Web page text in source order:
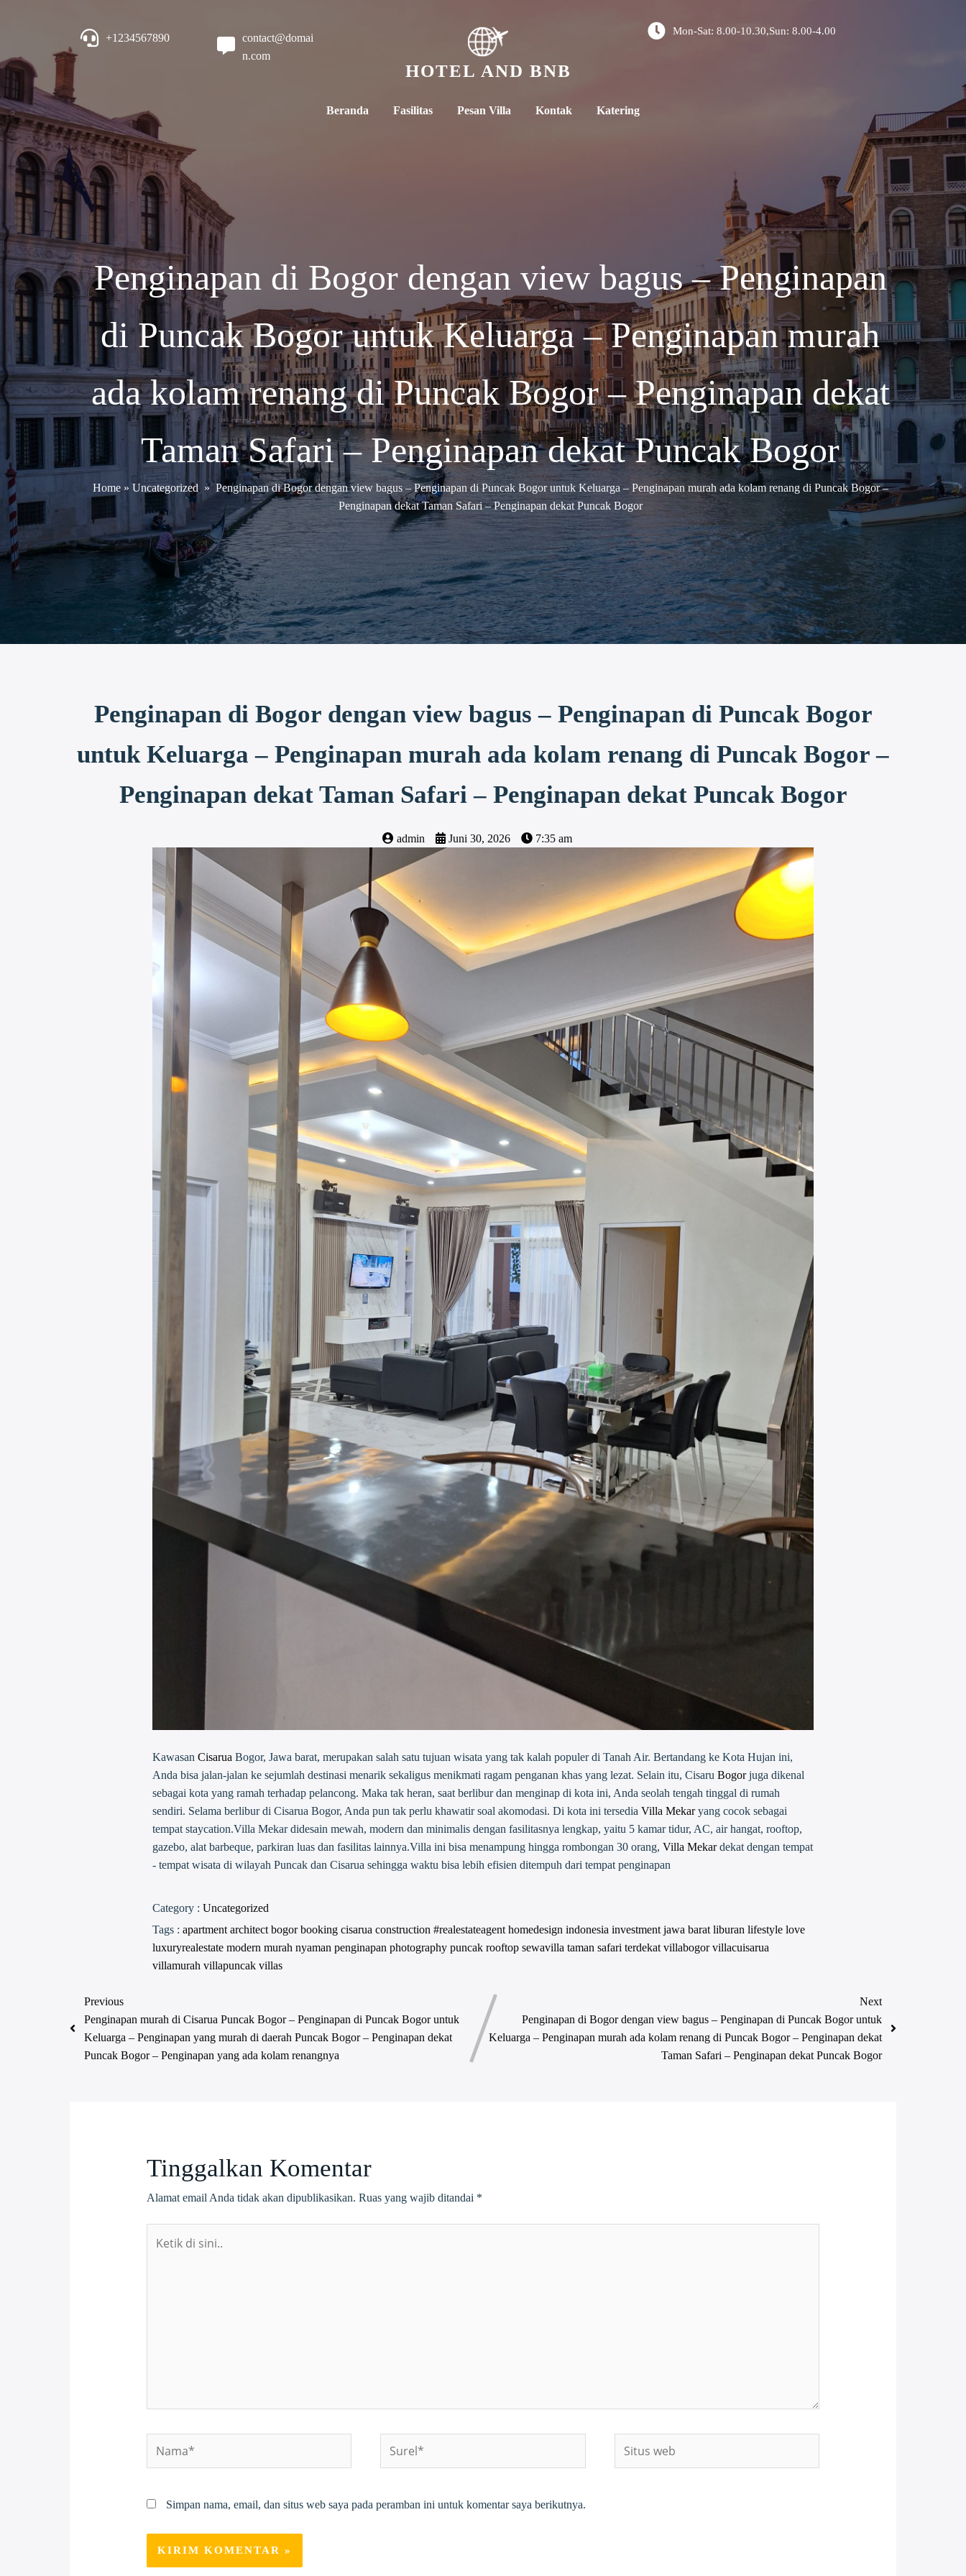
+1234567890
contact@domai
n.com
HOTEL AND BNB
Mon-Sat: 8.00-10.30,Sun: 8.00-4.00
Beranda Fasilitas Pesan Villa Kontak Katering
Penginapan di Bogor dengan view bagus – Penginapan
di Puncak Bogor untuk Keluarga – Penginapan murah
ada kolam renang di Puncak Bogor – Penginapan dekat
Taman Safari – Penginapan dekat Puncak Bogor
Home» Uncategorized » Penginapan di Bogor dengan view bagus – Penginapan di Puncak Bogor untuk Keluarga – Penginapan murah ada kolam renang di Puncak Bogor –
Penginapan dekat Taman Safari – Penginapan dekat Puncak Bogor
Penginapan di Bogor dengan view bagus – Penginapan di Puncak Bogor
untuk Keluarga – Penginapan murah ada kolam renang di Puncak Bogor –
Penginapan dekat Taman Safari – Penginapan dekat Puncak Bogor
admin Juni 30, 2026 7:35 am
Kawasan Cisarua Bogor, Jawa barat, merupakan salah satu tujuan wisata yang tak kalah populer di Tanah Air. Bertandang ke Kota Hujan ini,
Anda bisa jalan-jalan ke sejumlah destinasi menarik sekaligus menikmati ragam penganan khas yang lezat. Selain itu, Cisaru Bogorjuga dikenal
sebagai kota yang ramah terhadap pelancong. Maka tak heran, saat berlibur dan menginap di kota ini, Anda seolah tengah tinggal di rumah
sendiri. Selama berlibur di Cisarua Bogor, Anda pun tak perlu khawatir soal akomodasi. Di kota ini tersedia Villa Mekaryang cocok sebagai
tempat staycation.Villa Mekar didesain mewah, modern dan minimalis dengan fasilitasnya lengkap, yaitu 5 kamar tidur, AC, air hangat, rooftop,
gazebo, alat barbeque, parkiran luas dan fasilitas lainnya.Villa ini bisa menampung hingga rombongan 30 orang, Villa Mekardekat dengan tempat
- tempat wisata di wilayah Puncak dan Cisarua sehingga waktu bisa lebih efisien ditempuh dari tempat penginapan
Category : Uncategorized
Tags : apartment architect bogorbooking cisarua construction #realestateagent homedesign indonesia investment jawa barat liburan lifestyle love
luxuryrealestate modern murah nyaman penginapan photography puncak rooftop sewavilla taman safari terdekat villabogorvillacuisarua
villamurah villapuncak villas
Previous
Penginapan murah di Cisarua Puncak Bogor – Penginapan di Puncak Bogor untuk
Keluarga – Penginapan yang murah di daerah Puncak Bogor – Penginapan dekat
Puncak Bogor – Penginapan yang ada kolam renangnya
Next
Penginapan di Bogor dengan view bagus – Penginapan di Puncak Bogor untuk
Keluarga – Penginapan murah ada kolam renang di Puncak Bogor – Penginapan dekat
Taman Safari – Penginapan dekat Puncak Bogor
Tinggalkan Komentar
Alamat email Anda tidak akan dipublikasikan. Ruas yang wajib ditandai *
Simpan nama, email, dan situs web saya pada peramban ini untuk komentar saya berikutnya.